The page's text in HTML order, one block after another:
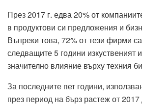
През 2017 г. едва 20% от
в продуктови си предложения и
Въпреки това, 72% от тези фирми
следващите 5 години изкуственият
значително влияние върху техния
За последните пет години,
през период на бърз растеж от